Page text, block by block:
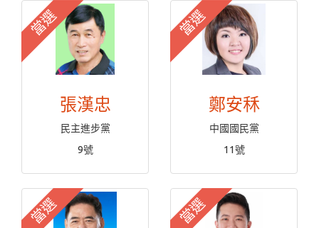
當選
張漢忠
民主進步黨
9號
當選
鄭安秝
中國國民黨
11號
當選 當選